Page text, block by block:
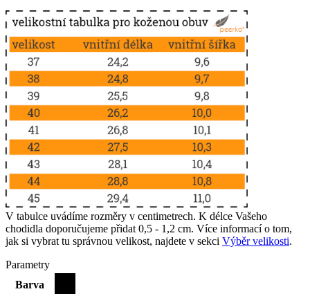
V tabulce uvádíme rozměry v centimetrech. K délce Vašeho
chodidla doporučujeme přidat 0,5 - 1,2 cm. Více informací o tom,
jak si vybrat tu správnou velikost, najdete v sekci Výběr velikosti.
Parametry
Barva